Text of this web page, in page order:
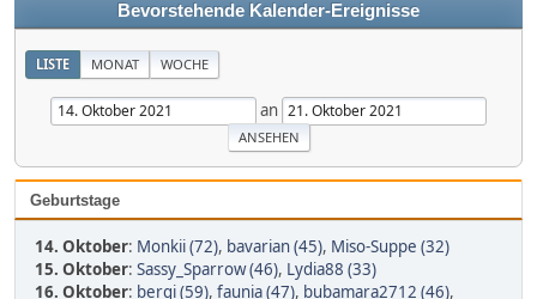
Bevorstehende Kalender-Ereignisse
LISTE MONAT WOCHE
an
Geburtstage
14. Oktober: Monkii (72), bavarian (45), Miso-Suppe (32)
15. Oktober: Sassy_Sparrow (46), Lydia88 (33)
16. Oktober: bergi (59), faunia (47), bubamara2712 (46),